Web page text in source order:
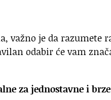
važno je da
odabir će vam
za jednostavne i